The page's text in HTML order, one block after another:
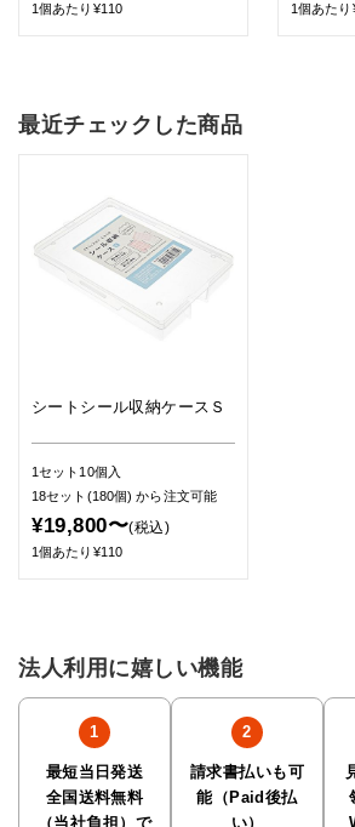
1個あたり¥110 1個あたり
最近チェックした商品
シートシール収納ケースＳ
1セット10個入
18セット(180個)から注文可能
¥19,800〜(税込)
1個あたり¥110
法人利用に嬉しい機能
最短当日発送
全国送料無料
（当社負担）で
請求書払いも可
能（Paid後払
い）